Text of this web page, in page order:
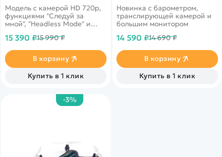
Модель с камерой HD 720p,
функциями "Следуй за
мной", "Headless Mode" и
15 390 ₽15 990 ₽
В корзину
Купить в 1 клик
Новинка c барометром,
транслирующей камерой и
большим монитором
14 590 ₽14 690 ₽
В корзину
Купить в 1 клик
-3%